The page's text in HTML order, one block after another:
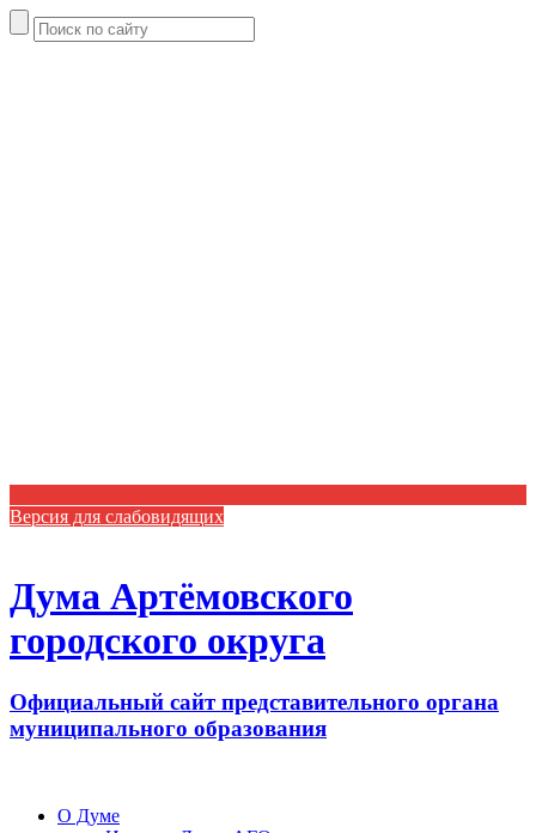
Версия для слабовидящих
Дума Артёмовского
городского округа
Официальный сайт представительного органа
муниципального образования
О Думе